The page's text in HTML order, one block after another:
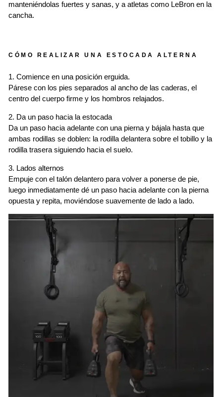
manteniéndolas fuertes y sanas, y a atletas como LeBron en la
cancha.
CÓMO REALIZAR UNA ESTOCADA ALTERNA
1. Comience en una posición erguida.
Párese con los pies separados al ancho de las caderas, el
centro del cuerpo firme y los hombros relajados.
2. Da un paso hacia la estocada
Da un paso hacia adelante con una pierna y bájala hasta que
ambas rodillas se doblen: la rodilla delantera sobre el tobillo y la
rodilla trasera siguiendo hacia el suelo.
3. Lados alternos
Empuje con el talón delantero para volver a ponerse de pie,
luego inmediatamente dé un paso hacia adelante con la pierna
opuesta y repita, moviéndose suavemente de lado a lado.